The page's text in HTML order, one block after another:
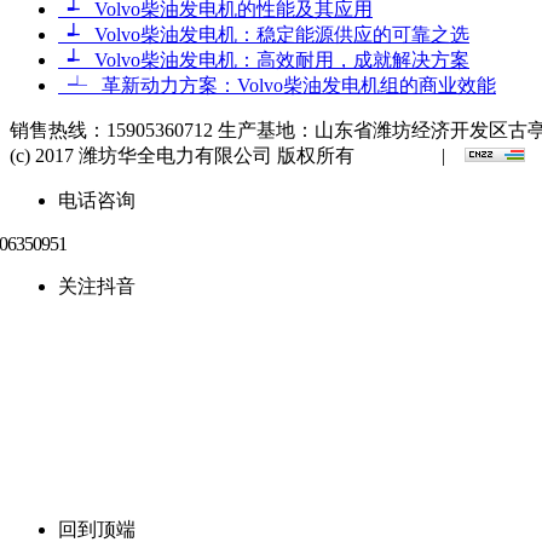
┵ Volvo柴油发电机的性能及其应用
┵ Volvo柴油发电机：稳定能源供应的可靠之选
┵ Volvo柴油发电机：高效耐用，成就解决方案
┵ 革新动力方案：Volvo柴油发电机组的商业效能
销售热线：15905360712 生产基地：山东省潍坊经济开发区古
(c) 2017 潍坊华全电力有限公司 版权所有
|
电话咨询
关注抖音
回到顶端